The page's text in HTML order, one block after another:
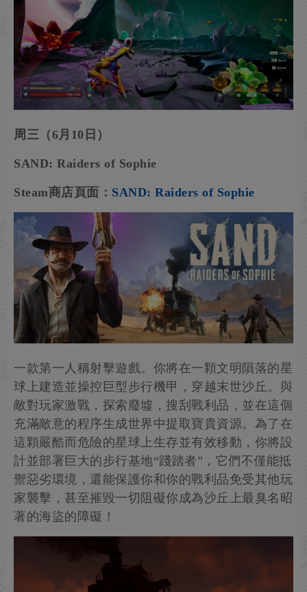
周三（6月10日）
SAND: Raiders of Sophie
Steam商店頁面： SAND: Raiders of Sophie
一款第一人稱射擊遊戲。你將在一顆文明隕落的星
球上建造並操控巨型步行機甲，穿越末世沙丘。與
敵對玩家激戰，探索廢墟，搜刮戰利品，並在這個
充滿敵意的程序生成世界中提取寶貴資源。為了在
這顆嚴酷而危險的星球上生存並有效移動，你將設
計並部署巨大的步行基地“踐踏者”，它們不僅能抵
禦惡劣環境，還能保護你和你的戰利品免受其他玩
家襲擊，甚至摧毀一切阻礙你成為沙丘上最臭名昭
著的海盜的障礙！